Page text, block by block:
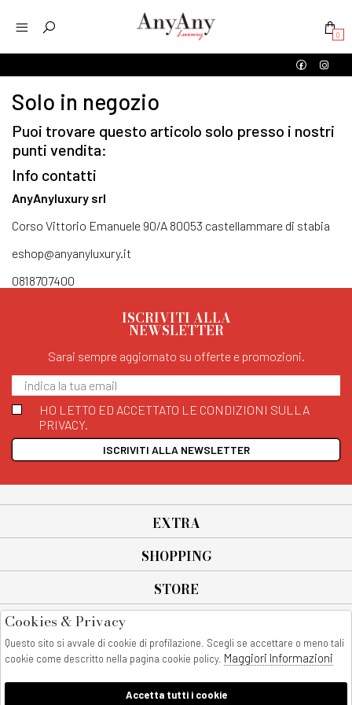
0
Solo in negozio
Puoi trovare questo articolo solo presso i nostri
punti vendita:
Info contatti
AnyAnyluxury srl
Corso Vittorio Emanuele 90/A 80053 castellammare di stabia
eshop@anyanyluxury.it
0818707400
ISCRIVITI ALLA
NEWSLETTER
Sarai sempre aggiornato su offerte e promozioni.
HO LETTO ED ACCETTATO LE CONDIZIONI SULLA
PRIVACY.
ISCRIVITI ALLA NEWSLETTER
EXTRA
SHOPPING
STORE
All rights reserved - © Copyright 2026
AnyAnyluxury srl - Sede Legale: Corso Vittorio Emanuele 90/A - 80053
castellammare di stabia - Italia
Cookies & Privacy
Questo sito si avvale di cookie di profilazione. Scegli se accettare o meno tali
cookie come descritto nella pagina cookie policy. Maggiori Informazioni
Accetta tutti i cookie